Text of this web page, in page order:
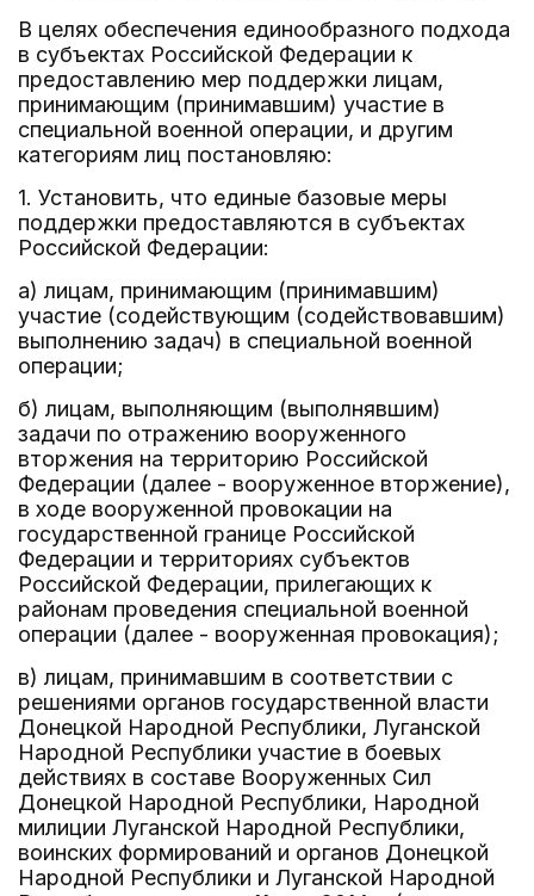
В целях обеспечения единообразного подхода
в субъектах Российской Федерации к
предоставлению мер поддержки лицам,
принимающим (принимавшим) участие в
специальной военной операции, и другим
категориям лиц постановляю:
1. Установить, что единые базовые меры
поддержки предоставляются в субъектах
Российской Федерации:
а) лицам, принимающим (принимавшим)
участие (содействующим (содействовавшим)
выполнению задач) в специальной военной
операции;
б) лицам, выполняющим (выполнявшим)
задачи по отражению вооруженного
вторжения на территорию Российской
Федерации (далее - вооруженное вторжение),
в ходе вооруженной провокации на
государственной границе Российской
Федерации и территориях субъектов
Российской Федерации, прилегающих к
районам проведения специальной военной
операции (далее - вооруженная провокация);
в) лицам, принимавшим в соответствии с
решениями органов государственной власти
Донецкой Народной Республики, Луганской
Народной Республики участие в боевых
действиях в составе Вооруженных Сил
Донецкой Народной Республики, Народной
милиции Луганской Народной Республики,
воинских формирований и органов Донецкой
Народной Республики и Луганской Народной